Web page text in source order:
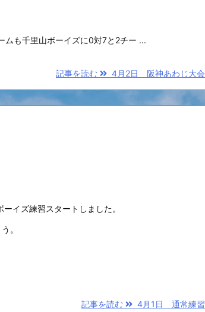
ムも千里山ボーイズに0対7と2チー ...
記事を読む 4月2日 阪神あわじ大会
イズ練習スタートしました。
。
記事を読む 4月1日 通常練習